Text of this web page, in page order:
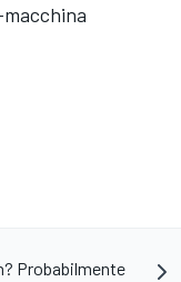
Probabilmente